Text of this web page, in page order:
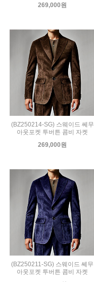
269,000원
(BZ250214-SG) 스웨이드 쎄무
아웃포켓 투버튼 콤비 자켓
269,000원
(BZ250211-SG) 스웨이드 쎄무
아웃포켓 투버튼 콤비 자켓